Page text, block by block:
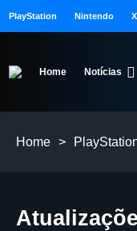
PlayStation Nintendo
Home Notícias
Home >